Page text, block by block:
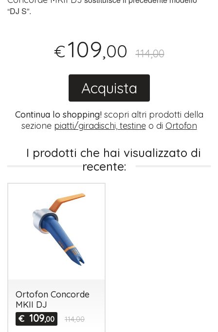
“DJ S”.
€109,00 114,00
Acquista
Continua lo shopping!scopri altri prodotti della
sezione piatti/giradischi, testineo di Ortofon
I prodotti che hai visualizzato di
recente:
Ortofon Concorde
MKII DJ
€ 109,00 114,00